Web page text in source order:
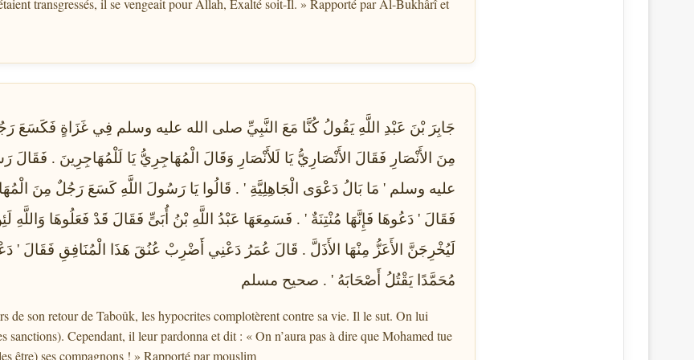
transgressés, il se vengeait pour Allah, Exalté soit-Il. » Rapporté par Al-Bukhârî et
جَابِرَ بْنَ عَبْدِ اللَّهِ يَقُولُ كُنَّا مَعَ النَّبِيِّ صلى الله عليه وسلم فِي غَزَاةٍ فَكَسَعَ
مِنَ الأَنْصَارِ فَقَالَ الأَنْصَارِيُّ يَا لَلأَنْصَارِ وَقَالَ الْمُهَاجِرِيُّ يَا لَلْمُهَاجِرِينَ ‏.‏ فَقَالَ
عليه وسلم ‏'‏ مَا بَالُ دَعْوَى الْجَاهِلِيَّةِ ‏'‏ ‏.‏ قَالُوا يَا رَسُولَ اللَّهِ كَسَعَ رَجُلٌ مِنَ
فَقَالَ ‏'‏ دَعُوهَا فَإِنَّهَا مُنْتِنَةٌ ‏'‏ ‏.‏ فَسَمِعَهَا عَبْدُ اللَّهِ بْنُ أُبَىٍّ فَقَالَ قَدْ فَعَلُوهَا وَاللَّهِ
لَيُخْرِجَنَّ الأَعَزُّ مِنْهَا الأَذَلَّ ‏.‏ قَالَ عُمَرُ دَعْنِي أَضْرِبْ عُنُقَ هَذَا الْمُنَافِقِ فَقَالَ ‏'‏
مُحَمَّدًا يَقْتُلُ أَصْحَابَهُ ‏'‏ ‏.‏ صحيح مسلم
de son retour de Taboûk, les hypocrites complotèrent contre sa vie. Il le sut. On lui
sanctions). Cependant, il leur pardonna et dit : « On n’aura pas à dire que Mohamed tue
être) ses compagnons ! » Rapporté par mouslim